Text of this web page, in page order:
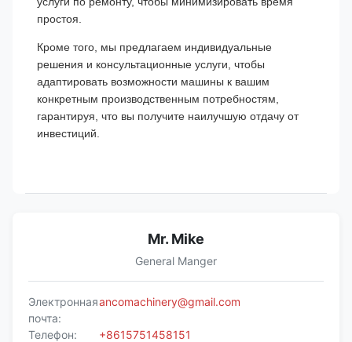
простоя.
Кроме того, мы предлагаем индивидуальные
решения и консультационные услуги, чтобы
адаптировать возможности машины к вашим
конкретным производственным потребностям,
гарантируя, что вы получите наилучшую отдачу от
инвестиций.
Mr. Mike
General Manger
Электронная
почта:
ancomachinery@gmail.com
Телефон:
+8615751458151